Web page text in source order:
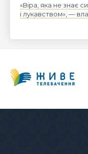
«Віра, яка не знає
і лукавством», —